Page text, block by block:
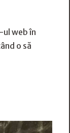
ul web în
o să